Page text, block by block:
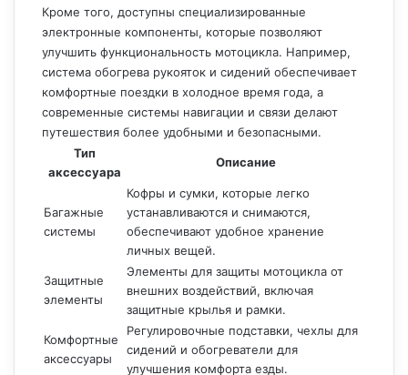
Кроме того, доступны специализированные
электронные компоненты, которые позволяют
улучшить функциональность мотоцикла. Например,
система обогрева рукояток и сидений обеспечивает
комфортные поездки в холодное время года, а
современные системы навигации и связи делают
путешествия более удобными и безопасными.
Тип
аксессуара
Описание
Багажные
системы
Кофры и сумки, которые легко
устанавливаются и снимаются,
обеспечивают удобное хранение
личных вещей.
Защитные
элементы
Элементы для защиты мотоцикла от
внешних воздействий, включая
защитные крылья и рамки.
Комфортные
аксессуары
Регулировочные подставки, чехлы для
сидений и обогреватели для
улучшения комфорта езды.